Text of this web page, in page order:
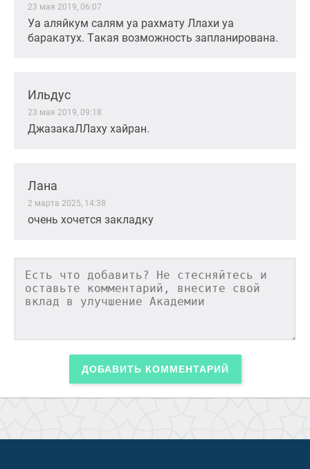
23 мая 2019, 06:07
Уа аляйкум салям уа рахмату Ллахи уа
баракатух. Такая возможность запланирована.
Ильдус
23 мая 2019, 09:18
ДжазакаЛЛаху хайран.
Лана
2 марта 2025, 14:38
очень хочется закладку
ДОБАВИТЬ КОММЕНТАРИЙ